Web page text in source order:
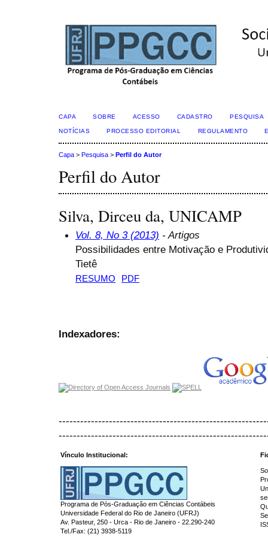
CAPA SOBRE ACESSO CADASTRO PESQUISA
NOTÍCIAS PROCESSO EDITORIAL REGULAMENTO
Capa > Pesquisa > Perfil do Autor
Perfil do Autor
Silva, Dirceu da, UNICAMP
Vol. 8, No 3 (2013) - Artigos
Possibilidades entre Motivação e
Tietê
RESUMO PDF
Indexadores:
Vínculo Institucional:
Programa de Pós-Graduação em Ciências Contábeis
Universidade Federal do Rio de Janeiro (UFRJ)
Av. Pasteur, 250 - Urca - Rio de Janeiro - 22.290-240
Tel./Fax: (21) 3938-5119